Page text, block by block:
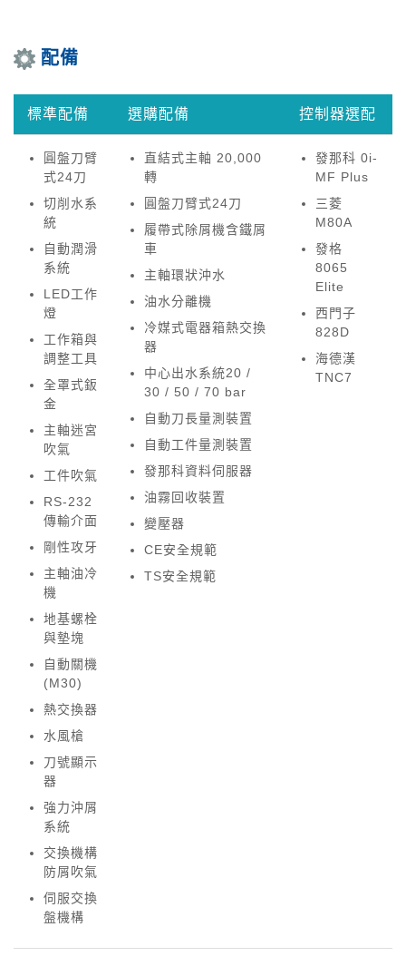
配備
標準配備 選購配備 控制器選配
圓盤刀臂
式24刀
切削水系
統
自動潤滑
系統
LED工作
燈
工作箱與
調整工具
全罩式鈑
金
主軸迷宮
吹氣
工件吹氣
RS-232
傳輸介面
剛性攻牙
主軸油冷
機
地基螺栓
與墊塊
自動關機
(M30)
熱交換器
水風槍
刀號顯示
器
強力沖屑
系統
交換機構
防屑吹氣
伺服交換
盤機構
直結式主軸 20,000
轉
圓盤刀臂式24刀
履帶式除屑機含鐵屑
車
主軸環狀沖水
油水分離機
冷媒式電器箱熱交換
器
中心出水系統20 /
30 / 50 / 70 bar
自動刀長量測裝置
自動工件量測裝置
發那科資料伺服器
油霧回收裝置
變壓器
CE安全規範
TS安全規範
發那科 0i-
MF Plus
三菱
M80A
發格
8065
Elite
西門子
828D
海德漢
TNC7